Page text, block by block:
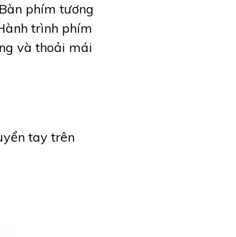
phím tương
trình phím
và thoải mái
tay trên